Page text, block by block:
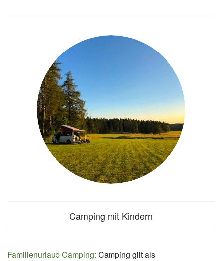
Camping mit Kindern
Familienurlaub Camping: Camping gilt als